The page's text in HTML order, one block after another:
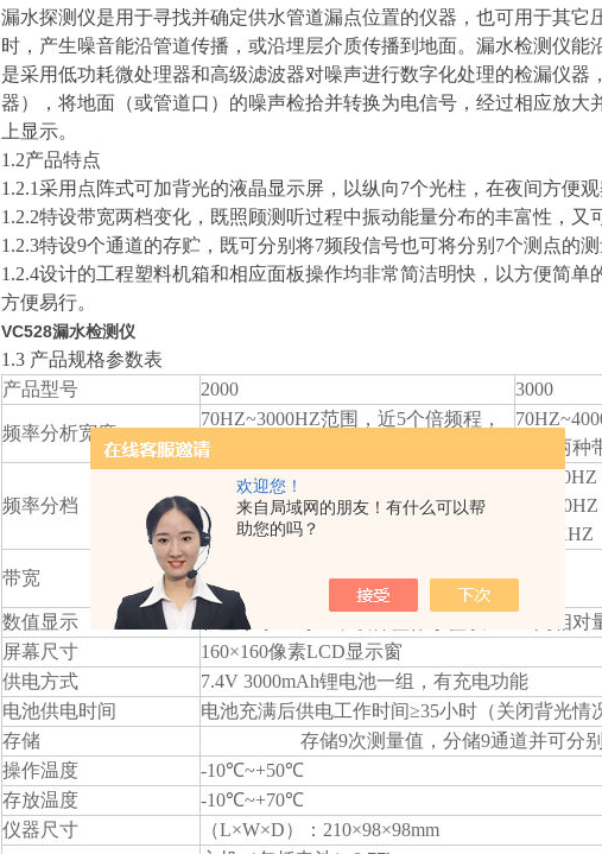
欢迎您！
来自局域网的朋友！有什么可以帮
助您的吗？
漏水探测仪是用于寻找并确定供水管道漏点位置的仪器，也可用于其
时，产生噪音能沿管道传播，或沿埋层介质传播到地面。漏水检测仪
是采用低功耗微处理器和高级滤波器对噪声进行数字化处理的检漏仪
器），将地面（或管道口）的噪声检拾并转换为电信号，经过相应放
上显示。
1.2产品特点
1.2.1采用点阵式可加背光的液晶显示屏，以纵向7个光柱，在夜间方便观
1.2.2特设带宽两档变化，既照顾测听过程中振动能量分布的丰富性，又
1.2.3特设9个通道的存贮，既可分别将7频段信号也可将分别7个测点的测
1.2.4设计的工程塑料机箱和相应面板操作均非常简洁明快，以方便简
方便易行。
VC528漏水检测仪
1.3 产品规格参数表
产品型号
2000 3000
频率分析宽度
70HZ~3000HZ范围，近5个倍频程，
两种带宽
程，两种
频率分档（中心频率）
a、100HZ b：200HZ c：400HZ
d：800HZ e：1KHZ f：1.5KHZ
g：2KHZ
a、
d：
g：3KHZ
带宽
a 窄带：标示符号 ┃┃┃
b、中宽带：标示符号┃┃┃┃┃
数值显示
在显示条上对应，取样值作小值以0~100间相对
屏幕尺寸
160×160像素LCD显示窗
供电方式
7.4V 3000mAh锂电池一组，有充电功能
电池供电时间
电池充满后供电工作时间≥35小时（关闭背光情
存储
存储9次测量值，分储9通道并可分别
操作温度
-10℃~+50℃
存放温度
-10℃~+70℃
仪器尺寸
（L×W×D）：210×98×98mm